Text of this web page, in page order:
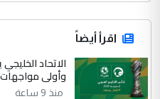
اقرأ أيضاً
وأولى
منذ 9 ساعة